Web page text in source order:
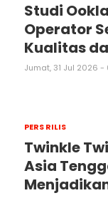
Studi
Operator
Kualitas
Jumat, 31 Jul 2026 -
PERS RILIS
Twinkle
Asia